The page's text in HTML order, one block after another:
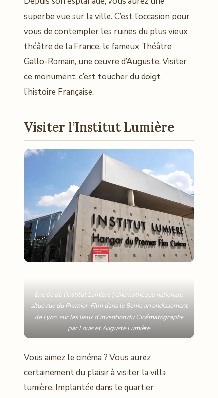
superbe vue sur la ville. C’est l’occasion pour
vous de contempler les ruines du plus vieux
théâtre de la France, le fameux Théâtre
Gallo-Romain, une œuvre d’Auguste. Visiter
ce monument, c’est toucher du doigt
l’histoire Française.
Visiter l’Institut Lumière
Entrée de l’Institut Lumière | cinémathèque nationale,
situé rue du Premier-Film dans le 8eme arrondissement
de Lyon, sur les lieux d’invention du Cinématographe
par Louis et Auguste Lumière
Vous aimez le cinéma ? Vous aurez
certainement du plaisir à visiter la villa
lumière. Implantée dans le quartier